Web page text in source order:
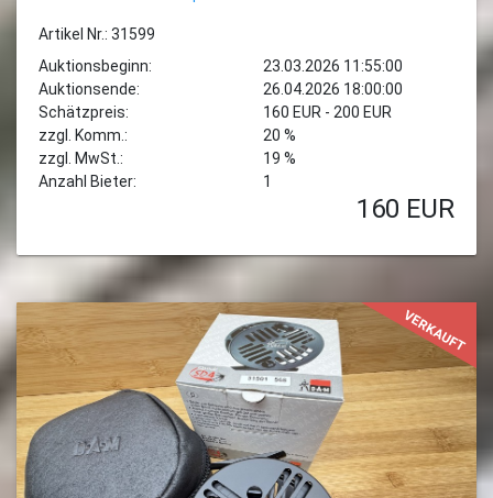
Artikel Nr.: 31599
Auktionsbeginn:
23.03.2026 11:55:00
Auktionsende:
26.04.2026 18:00:00
Schätzpreis:
160 EUR - 200 EUR
zzgl. Komm.:
20 %
zzgl. MwSt.:
19 %
Anzahl Bieter:
1
160 EUR
VERKAUFT